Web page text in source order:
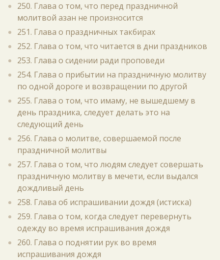
250. Глава о том, что перед праздничной
молитвой азан не произносится
251. Глава о праздничных такбирах
252. Глава о том, что читается в дни праздников
253. Глава о сидении ради проповеди
254. Глава о прибытии на праздничную молитву
по одной дороге и возвращении по другой
255. Глава о том, что имаму, не вышедшему в
день праздника, следует делать это на
следующий день
256. Глава о молитве, совершаемой после
праздничной молитвы
257. Глава о том, что людям следует совершать
праздничную молитву в мечети, если выдался
дождливый день
258. Глава об испрашивании дождя (истиска)
259. Глава о том, когда следует перевернуть
одежду во время испрашивания дождя
260. Глава о поднятии рук во время
испрашивания дождя